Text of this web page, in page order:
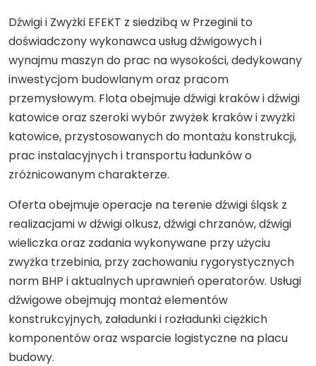
Dźwigi i Zwyżki EFEKT z siedzibą w Przeginii to
doświadczony wykonawca usług dźwigowych i
wynajmu maszyn do prac na wysokości, dedykowany
inwestycjom budowlanym oraz pracom
przemysłowym. Flota obejmuje dźwigi kraków i dźwigi
katowice oraz szeroki wybór zwyżek kraków i zwyżki
katowice, przystosowanych do montażu konstrukcji,
prac instalacyjnych i transportu ładunków o
zróżnicowanym charakterze.
Oferta obejmuje operacje na terenie dźwigi śląsk z
realizacjami w dźwigi olkusz, dźwigi chrzanów, dźwigi
wieliczka oraz zadania wykonywane przy użyciu
zwyżka trzebinia, przy zachowaniu rygorystycznych
norm BHP i aktualnych uprawnień operatorów. Usługi
dźwigowe obejmują montaż elementów
konstrukcyjnych, załadunki i rozładunki ciężkich
komponentów oraz wsparcie logistyczne na placu
budowy.